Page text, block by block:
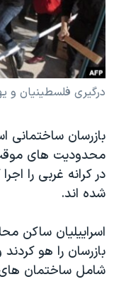
فرهنگ و زندگی
حقوق شهروندی
اقتصادی
علم و فناوری
گالری عکس
آرشیو پخش زنده
مستندها
انتخابات ریاست جمهوری
حمله جمهوری
رمز مهسا
اعتراضات زن،
مجموعه مستندهای
تریبونال مردمی آبان ۹۸
چهل سال گروگان‌گیری
قانون شفافیت
دنبال کنید
درگیری فلسطینیان و
بازرسان ساختمانی
محدودیت های
در کرانه غربی را
شده اند.
اسراییلیان ساکن
بازرسان را هو
شامل ساختمان